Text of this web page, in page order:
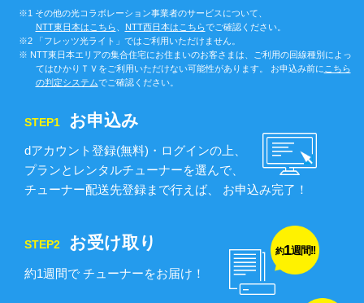
※1 その他の光コラボレーション事業者のサービスについて、
NTT東日本はこちら
NTT西日本はこちらでご確認ください。
※2 「フレッツ光ライト」ではご利用いただけません。
※ NTT東日本エリアの集合住宅にお住まいのお客さまは、ご利用の回線種別によっ
てはひかりＴＶをご利用いただけない可能性があります。 お申込み前に こちら
の判定システムでご確認ください。
STEP1 お申込み
dアカウント登録(無料)・ログインの上、
プランとレンタルチューナーを選んで、
チューナー配送先登録まで行えば、
お申込み完了！
STEP2 お受け取り 約1週間!!
約1週間で チューナーをお届け！